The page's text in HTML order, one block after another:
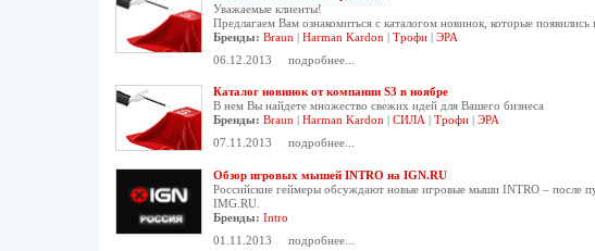
Уважаемые клиенты!
Предлагаем Вам ознакомиться с каталогом новинок, которые появились
Бренды: Braun | Harman Kardon | Трофи| ЭРА
06.12.2013
подробнее...
Каталог новинок от компании S3 в ноябре
В нем Вы найдете множество свежих идей для Вашего бизнеса
Бренды: Braun | Harman Kardon | СИЛА | Трофи| ЭРА
07.11.2013
подробнее...
Обзор игровых мышей INTRO на IGN.RU
Российские геймеры обсуждают новые игровые мыши INTRO – после
IMG.RU.
Бренды: Intro
01.11.2013
подробнее...